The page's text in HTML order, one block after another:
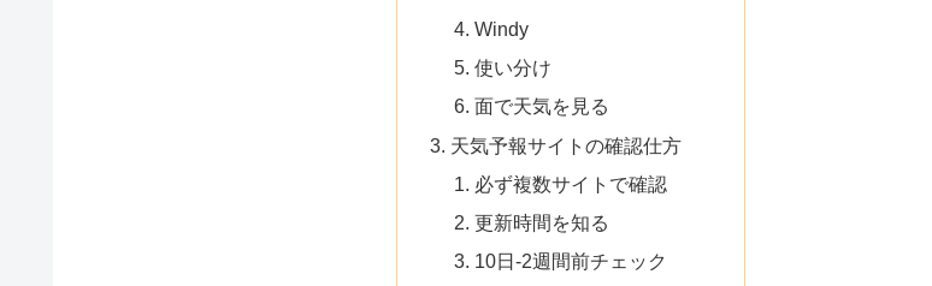
Windy
使い分け
面で天気を見る
天気予報サイトの確認仕方
必ず複数サイトで確認
更新時間を知る
10日-2週間前チェック